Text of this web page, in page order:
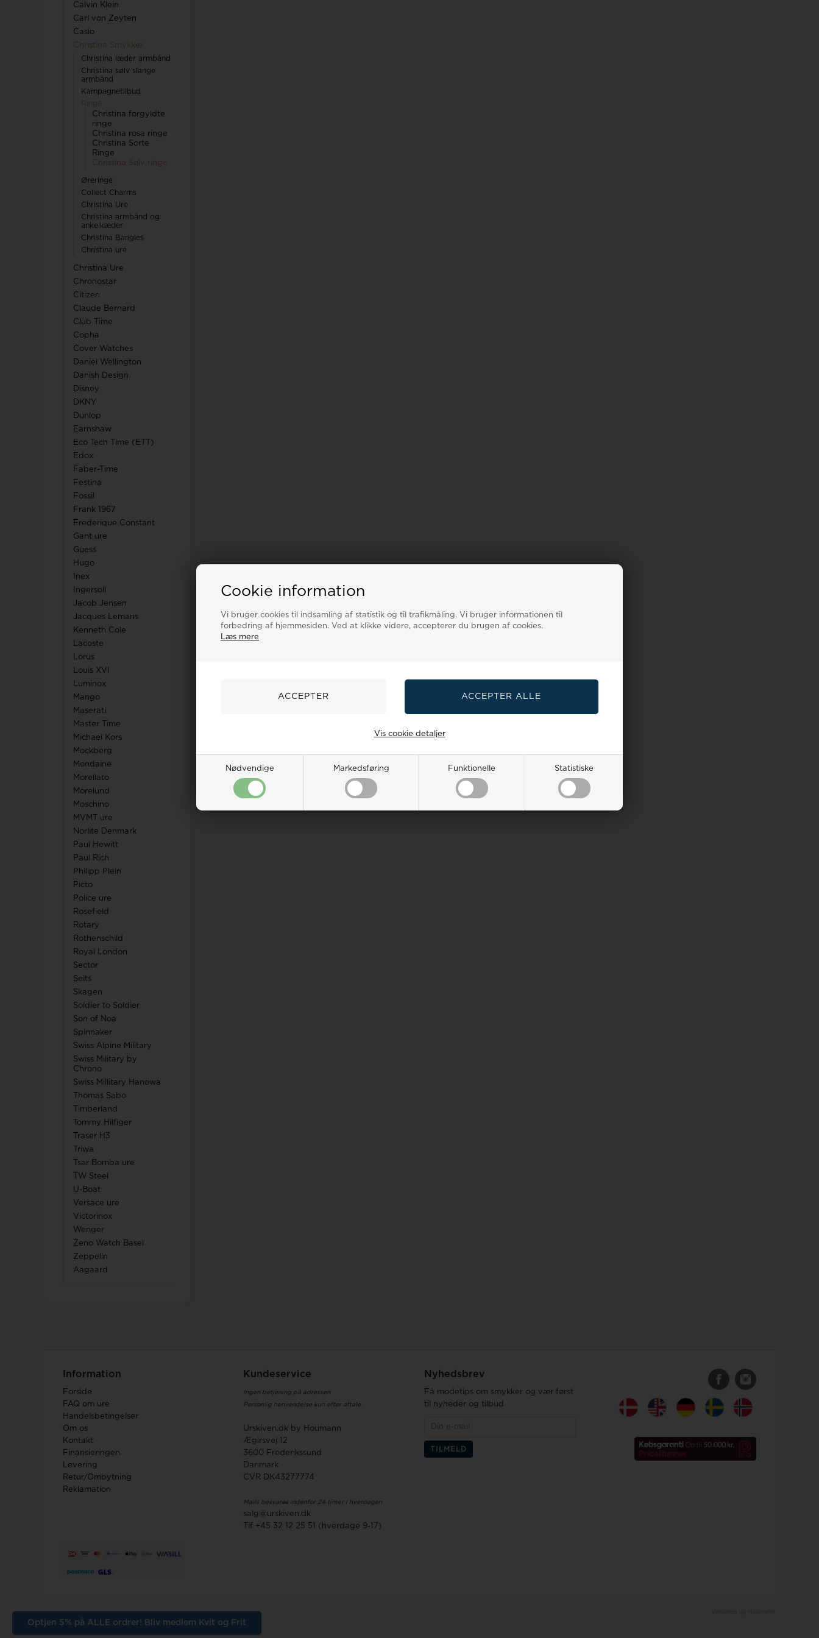
Optjen 5% på ALLE ordrer! Bliv medlem Kvit og Frit
Cookie information
Vi bruger cookies til indsamling af statistik og til trafikmåling. Vi bruger informationen til
forbedring af hjemmesiden. Ved at klikke videre, accepterer du brugen af cookies.
Læs mere
Nødvendige Markedsføring Funktionelle Statistiske
Vis cookie detaljer
Rosefield
Royal London
Seits
Skagen
Son of Noa
Spinnaker
Calvin Klein
Carl von Zeyten
Casio
Christina Smykker
Christina læder armbånd
Christina sølv slange
armbånd
Kampagnetilbud
Ringe
Christina forgyldte
ringe
Christina rosa ringe
Christina Sorte
Ringe
Christina Sølv ringe
Øreringe
Collect Charms
Christina Ure
Christina armbånd og
ankelkæder
Christina Bangles
Christina ure
Christina Ure
Chronostar
Citizen
Claude Bernard
Club Time
Copha
Cover Watches
Daniel Wellington
Danish Design
Disney
DKNY
Dunlop
Earnshaw
Eco Tech Time (ETT)
Edox
Faber-Time
Festina
Fossil
Frank 1967
Frederique Constant
Gant ure
Guess
Hugo
Inex
Ingersoll
Jacob Jensen
Jacques Lemans
Kenneth Cole
Lacoste
Lorus
Louis XVI
Luminox
Mango
Maserati
Master Time
Michael Kors
Mockberg
Mondaine
Morellato
Morelund
Moschino
MVMT ure
Norlite Denmark
Paul Hewitt
Paul Rich
Philipp Plein
Picto
Police ure
Rosefield
Rotary
Rothenschild
Royal London
Sector
Seits
Skagen
Soldier to Soldier
Son of Noa
Spinnaker
Swiss Alpine Military
Swiss Military by
Chrono
Swiss Millitary Hanowa
Thomas Sabo
Timberland
Tommy Hilfiger
Traser H3
Triwa
Tsar Bomba ure
TW Steel
U-Boat
Versace ure
Victorinox
Wenger
Zeno Watch Basel
Zeppelin
Aagaard
Information
Forside
FAQ om ure
Handelsbetingelser
Om os
Kontakt
Finansieringen
Levering
Retur/Ombytning
Reklamation
Kundeservice
Ingen betjening på adressen
Personlig henvendelse kun efter aftale
Urskiven.dk by Houmann
Ægirsvej 12
3600 Frederikssund
Danmark
CVR DK43277774
Mails besvares indenfor 24 timer i hverdagen
salg@urskiven.dk
Tlf +45 32 12 25 51 (hverdage 9-17)
Nyhedsbrev
Få modetips om smykker og vær først
til nyheder og tilbud